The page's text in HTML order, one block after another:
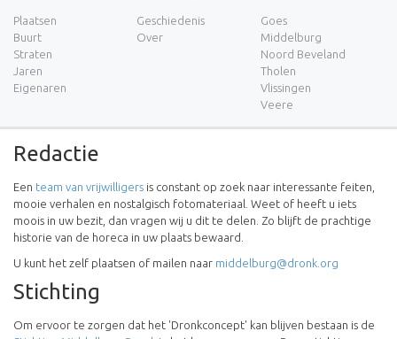
Plaatsen
Buurt
Straten
Jaren
Eigenaren
Geschiedenis
Over
Goes
Middelburg
Noord Beveland
Tholen
Vlissingen
Veere
Redactie
Een team van vrijwilligers is constant op zoek naar interessante feiten,
mooie verhalen en nostalgisch fotomateriaal. Weet of heeft u iets
moois in uw bezit, dan vragen wij u dit te delen. Zo blijft de prachtige
historie van de horeca in uw plaats bewaard.
U kunt het zelf plaatsen of mailen naar middelburg@dronk.org
Stichting
Om ervoor te zorgen dat het 'Dronkconcept' kan blijven bestaan is de